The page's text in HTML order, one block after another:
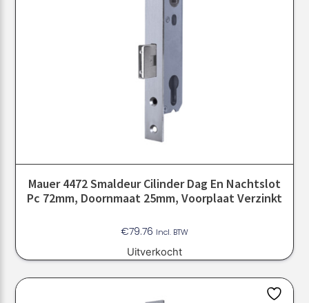
Mauer 4472 Smaldeur Cilinder Dag En Nachtslot
Pc 72mm, Doornmaat 25mm, Voorplaat Verzinkt
€79.76 Incl. BTW
Uitverkocht